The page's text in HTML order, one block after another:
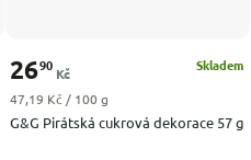
G&G Pirátská cukrová dekorace 57 g
Skladem
2690
Kč
Měrná cena:
47,19 Kč / 100 g